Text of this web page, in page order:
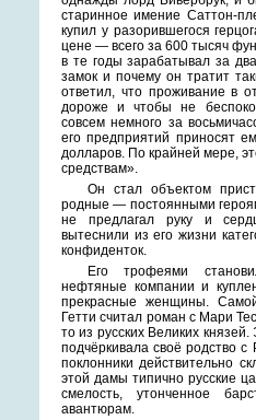
старинное имение Саттон-
купил у разорившегося
цене — всего за 600 тысяч
в те годы зарабатывал за
замок и почему он тратит
ответил, что проживание в
дороже и чтобы не
совсем немного за
его предприятий приносят
долларов. По крайней мере,
средствам».
Он стал объектом
родные — постоянными
не предлагал руку и
вытеснили из его жизни
конфиденток.
Его трофеями
нефтяные компании и
прекрасные женщины.
Гетти считал роман с Мари
то из русских Великих
подчёркивала своё родство
поклонники действительно
этой дамы типично русские
смелость, утонченное
авантюрам.